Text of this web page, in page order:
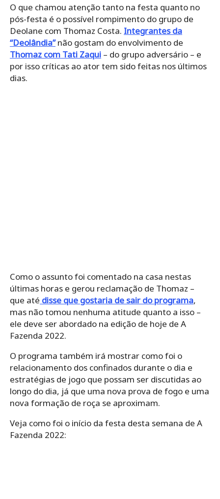
O que chamou atenção tanto na festa quanto no
pós-festa é o possível rompimento do grupo de
Deolane com Thomaz Costa. Integrantes da
“Deolândia”não gostam do envolvimento de
Thomaz com Tati Zaqui – do grupo adversário – e
por isso críticas ao ator tem sido feitas nos últimos
dias.
Como o assunto foi comentado na casa nestas
últimas horas e gerou reclamação de Thomaz –
que até disse que gostaria de sair do programa,
mas não tomou nenhuma atitude quanto a isso –
ele deve ser abordado na edição de hoje de A
Fazenda 2022.
O programa também irá mostrar como foi o
relacionamento dos confinados durante o dia e
estratégias de jogo que possam ser discutidas ao
longo do dia, já que uma nova prova de fogo e uma
nova formação de roça se aproximam.
Veja como foi o início da festa desta semana de A
Fazenda 2022: